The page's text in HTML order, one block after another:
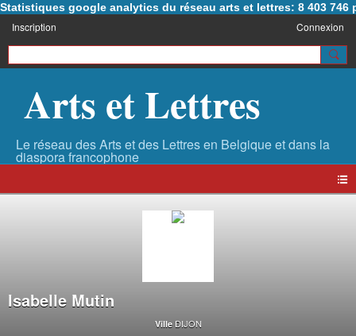
Statistiques google analytics du réseau arts et lettres: 8 403 746
Inscription Connexion
Arts et Lettres
Isabelle Mutin
VilleDIJON